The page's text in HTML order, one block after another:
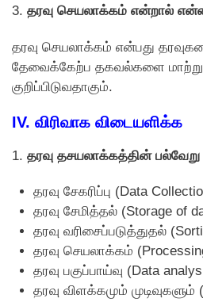
3. தரவு செயலாக்கம் என்றால்
தரவு செயலாக்கம் என்பது
தேவைக்கேற்ப தகவல்களை
குறிப்பிடுவதாகும்.
IV. விரிவாக விடையளிக்க
1. தரவு தசயலாக்கத்தின்
தரவு சேகரிப்பு (Data
தரவு சேமித்தல் (Storage of
தரவு வரிசைப்படுத்துதல்
தரவு செயலாக்கம்
தரவு பகுப்பாய்வு (Data
தரவு விளக்கமும்